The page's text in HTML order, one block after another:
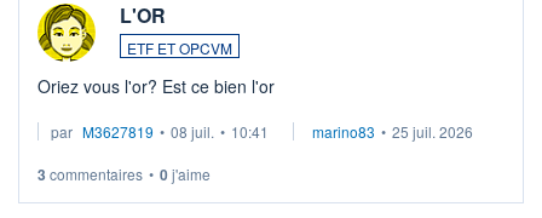
L'OR
ETF ET OPCVM
Oriez vous l'or? Est ce bien l'or
par M3627819 • 08 juil. • 10:41 marino83 • 25 juil. 2026
3 commentaires • 0j'aime